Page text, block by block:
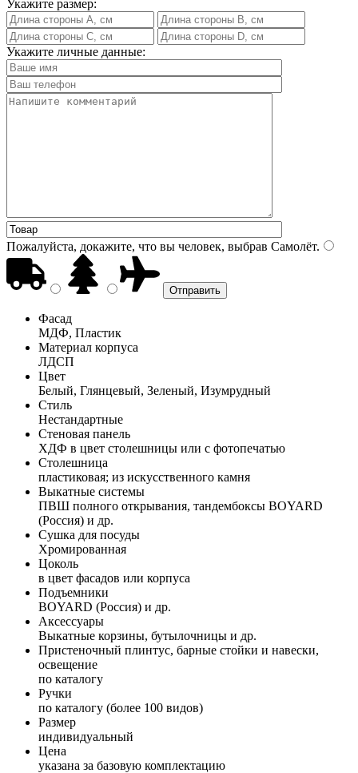
Укажите размер:
Укажите личные данные:
Пожалуйста, докажите, что вы человек, выбрав Самолёт.
Фасад
МДФ, Пластик
Материал корпуса
ЛДСП
Цвет
Белый, Глянцевый, Зеленый, Изумрудный
Стиль
Нестандартные
Стеновая панель
ХДФ в цвет столешницы или с фотопечатью
Столешница
пластиковая; из искусственного камня
Выкатные системы
ПВШ полного открывания, тандембоксы BOYARD
(Россия) и др.
Сушка для посуды
Хромированная
Цоколь
в цвет фасадов или корпуса
Подъемники
BOYARD (Россия) и др.
Аксессуары
Выкатные корзины, бутылочницы и др.
Пристеночный плинтус, барные стойки и навески,
освещение
по каталогу
Ручки
по каталогу (более 100 видов)
Размер
индивидуальный
Цена
указана за базовую комплектацию